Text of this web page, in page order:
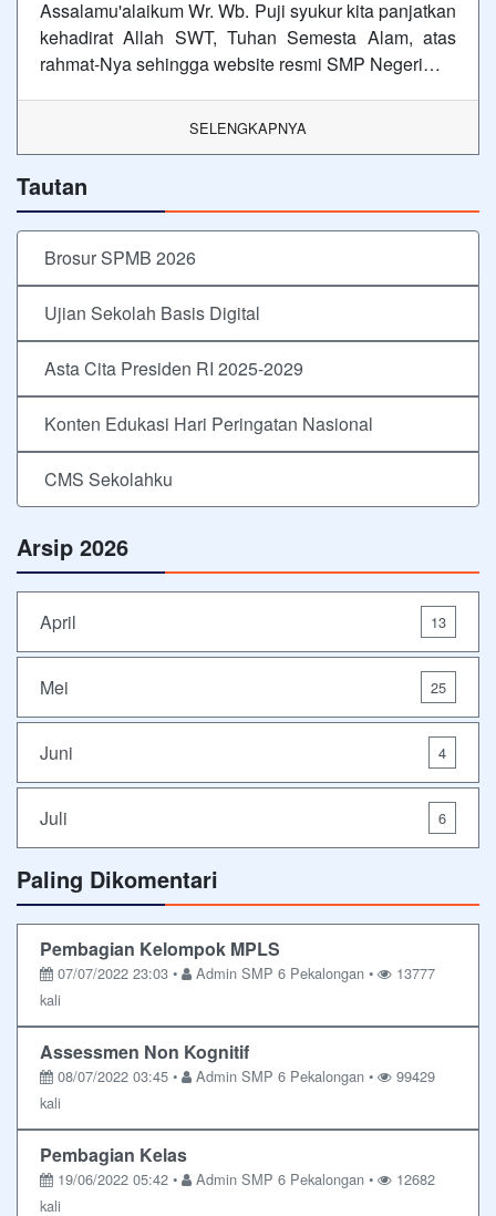
Assalamu'alaikum Wr. Wb. Puji syukur kita panjatkan
kehadirat Allah SWT, Tuhan Semesta Alam, atas
rahmat-Nya sehingga website resmi SMP Negeri…
SELENGKAPNYA
Tautan
Brosur SPMB 2026
Ujian Sekolah Basis Digital
Asta Cita Presiden RI 2025-2029
Konten Edukasi Hari Peringatan Nasional
CMS Sekolahku
Arsip 2026
April 13
Mei 25
Juni 4
Juli 6
Paling Dikomentari
Pembagian Kelompok MPLS
07/07/2022 23:03 • Admin SMP 6 Pekalongan •
13777
kali
Assessmen Non Kognitif
08/07/2022 03:45 • Admin SMP 6 Pekalongan •
99429
kali
Pembagian Kelas
19/06/2022 05:42 • Admin SMP 6 Pekalongan •
12682
kali